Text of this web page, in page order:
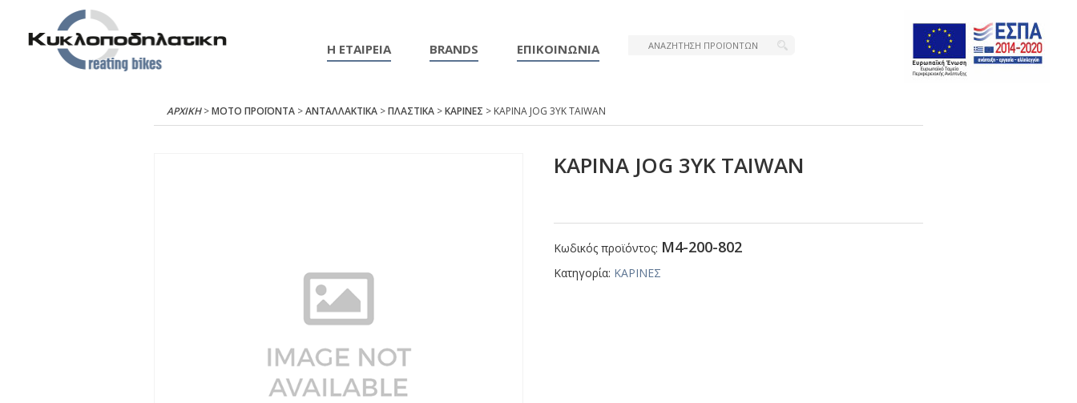
Η ΕΤΑΙΡΕΙΑ BRANDS ΕΠΙΚΟΙΝΩΝΙΑ
ΑΡΧΙΚΉ>ΜΟΤΟ ΠΡΟΪΟΝΤΑ>ΑΝΤΑΛΛΑΚΤΙΚΑ>ΠΛΑΣΤΙΚΑ>ΚΑΡΙΝΕΣ > ΚΑΡΙΝΑ JΟG 3ΥΚ ΤΑΙWΑΝ
ΚΑΡΙΝΑ JΟG 3ΥΚ ΤΑΙWΑΝ
Κωδικός προϊόντος: Μ4-200-802
Κατηγορία: ΚΑΡΙΝΕΣ